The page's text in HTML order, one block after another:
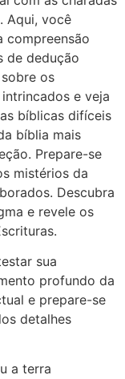
Aqui, você
compreensão
de dedução
os
e veja
bíblicas difíceis
bíblia mais
Prepare-se
mistérios da
Descubra
e revele os
sua
profundo da
e prepare-se
detalhes
a terra